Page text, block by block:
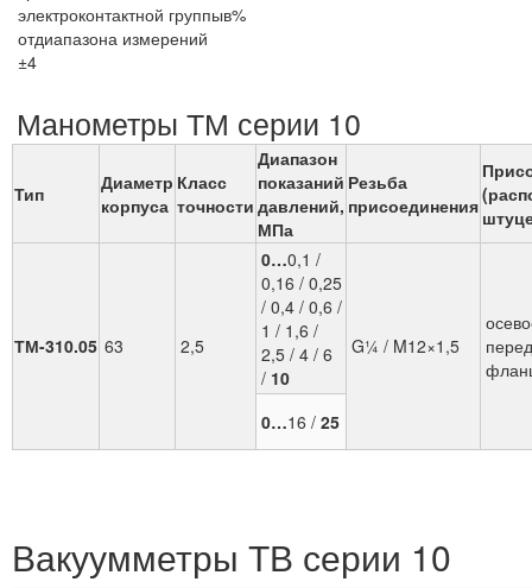
электроконтактной группыв%
отдиапазона измерений
±4
Манометры ТМ серии 10
Тип
Диаметр
корпуса
Класс
точности
Диапазон
показаний
давлений,
МПа
Резьба
присоединения
ТМ-310.05 63 2,5
0…0,1 /
0,16 / 0,25
/ 0,4 / 0,6 /
1 / 1,6 /
2,5 / 4 / 6
/10
G¼ / M12×1,5
0…16 / 25
Вакуумметры ТВ серии 10